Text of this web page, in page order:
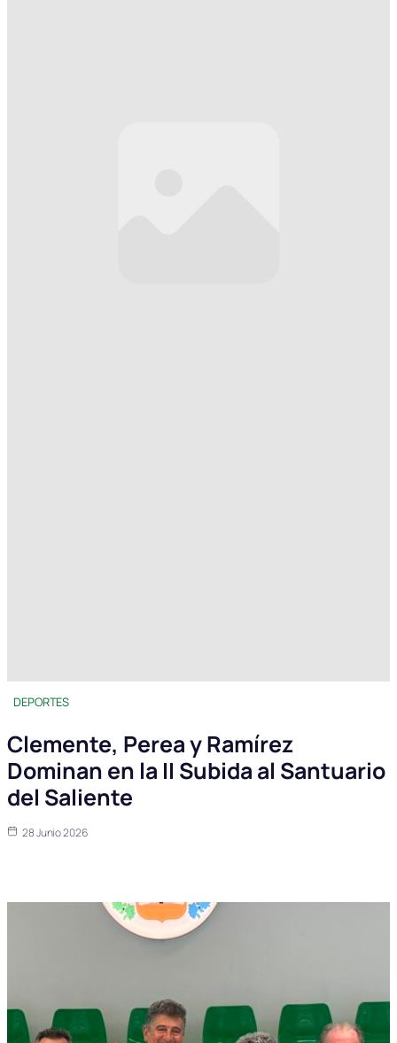
DEPORTES
Clemente, Perea y Ramírez
Dominan en la II Subida al Santuario
del Saliente
28 Junio 2026